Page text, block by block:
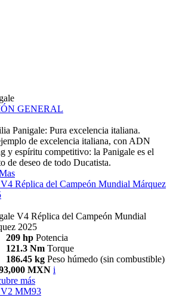
GENERAL
Panigale: Pura excelencia italiana.
de excelencia italiana, con ADN
y espíritu competitivo: la Panigale es el
de deseo de todo Ducatista.
V4 Réplica del Campeón Mundial Márquez
V4 Réplica del Campeón Mundial
2025
209 hp Potencia
121.3 Nm Torque
186.45 kg Peso húmedo (sin combustible)
MXN i
más
V2 MM93